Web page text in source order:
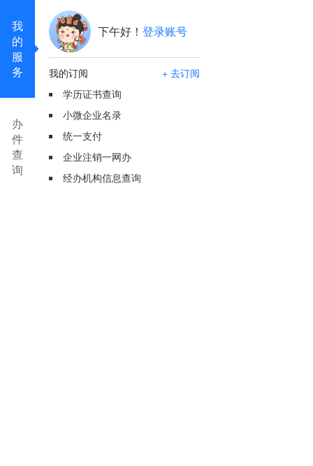
我
的
服
务
办
件
查
询
下午好！ 登录账号
我的订阅
+ 去订阅
学历证书查询
小微企业名录
统一支付
企业注销一网办
经办机构信息查询